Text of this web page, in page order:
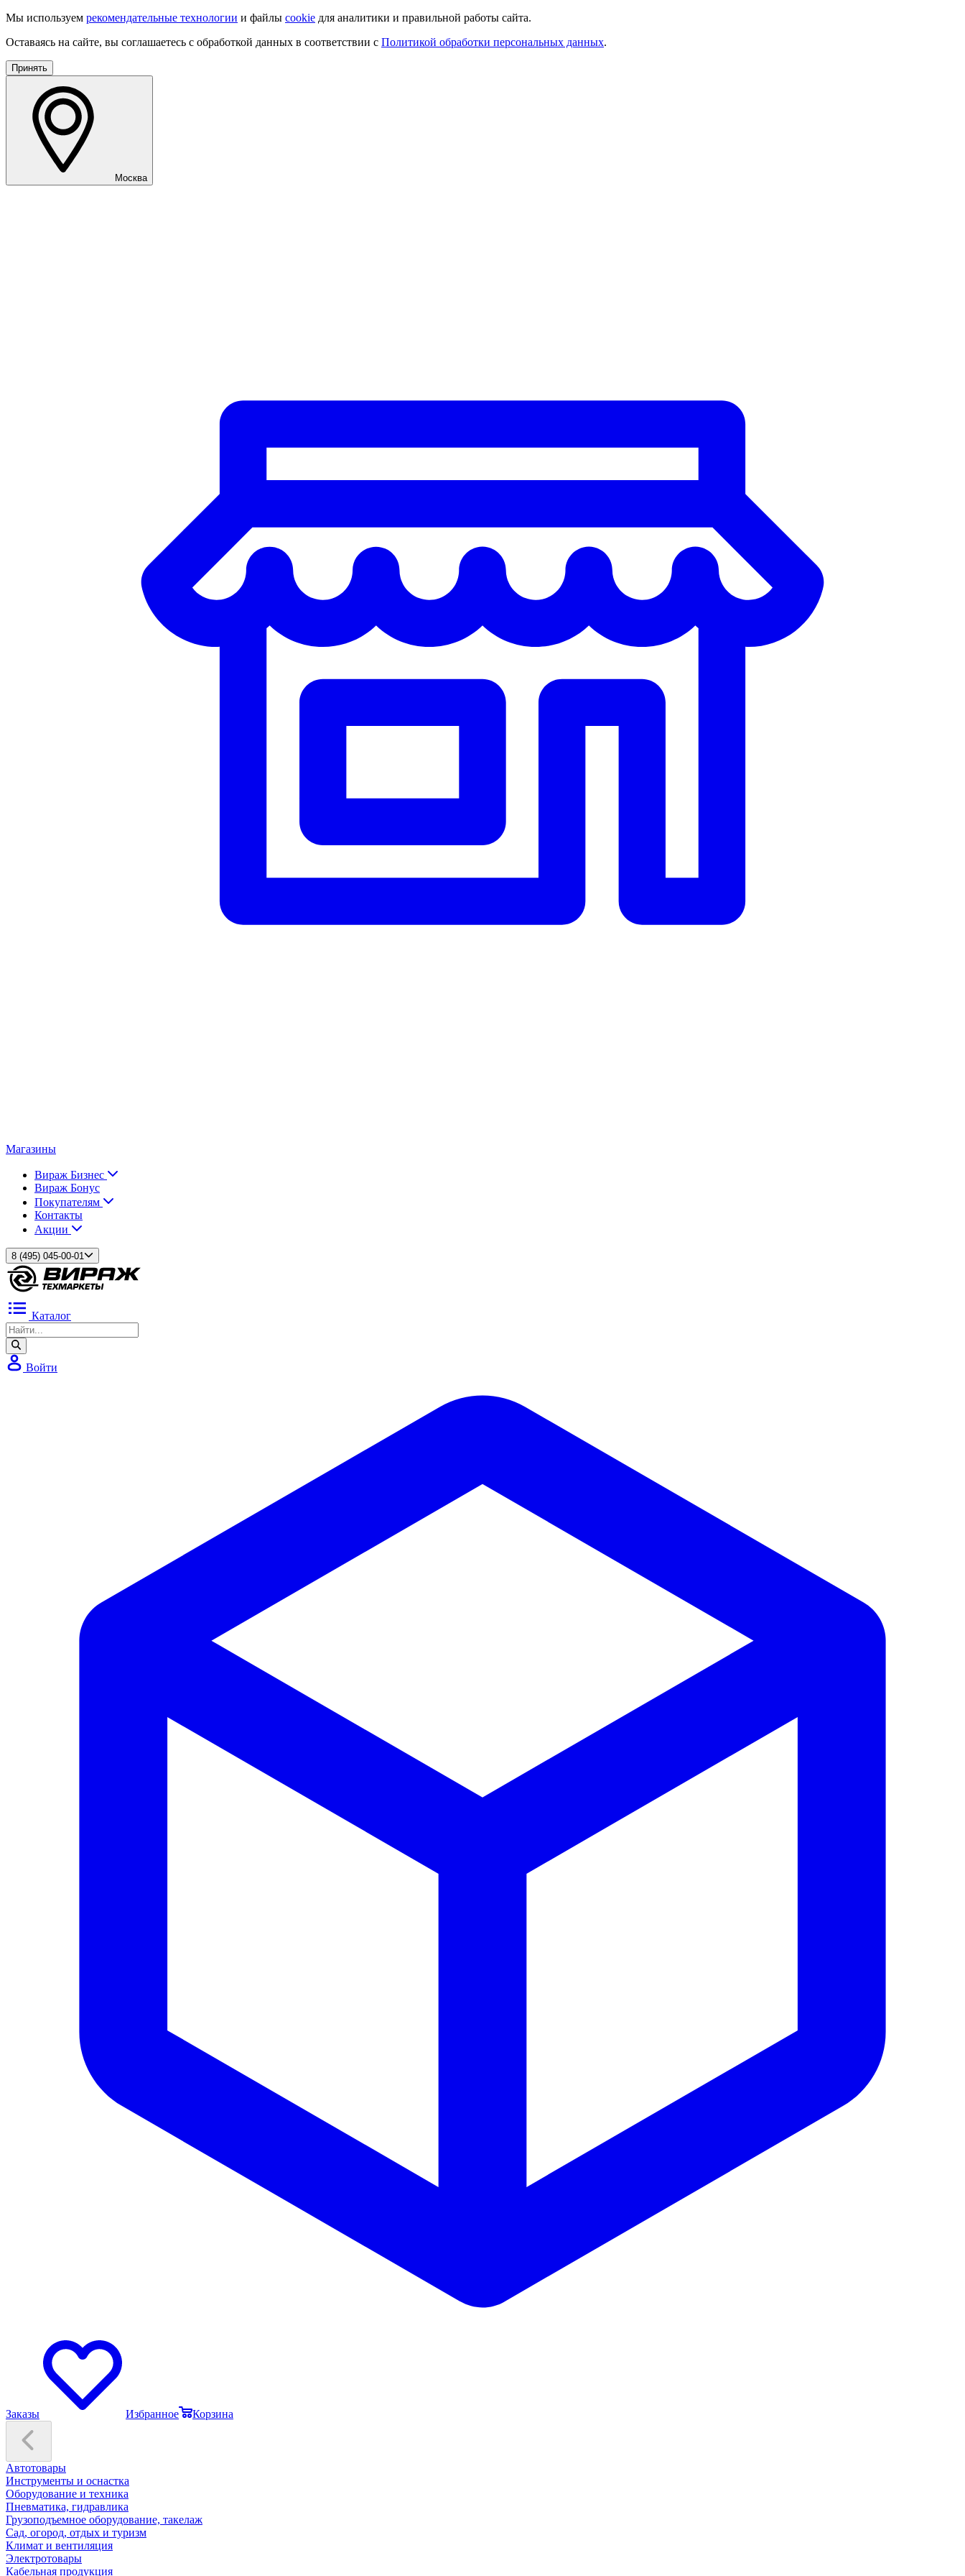
Мы используем рекомендательные технологии и файлы cookie для аналитики и правильной работы сайта.
Оставаясь на сайте, вы соглашаетесь с обработкой данных в соответствии с Политикой обработки персональных данных.
Принять
Москва
Магазины
Вираж Бизнес
Вираж Бонус
Покупателям
Контакты
Акции
8 (495) 045-00-01
Каталог
Войти
Заказы Избранное Корзина
Автотовары
Инструменты и оснастка
Оборудование и техника
Пневматика, гидравлика
Грузоподъемное оборудование, такелаж
Сад, огород, отдых и туризм
Климат и вентиляция
Электротовары
Кабельная продукция